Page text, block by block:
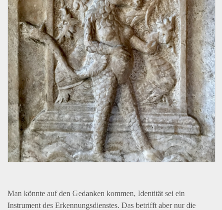
Man könnte auf den Gedanken kommen, Identität sei ein
Instrument des Erkennungsdienstes. Das betrifft aber nur die